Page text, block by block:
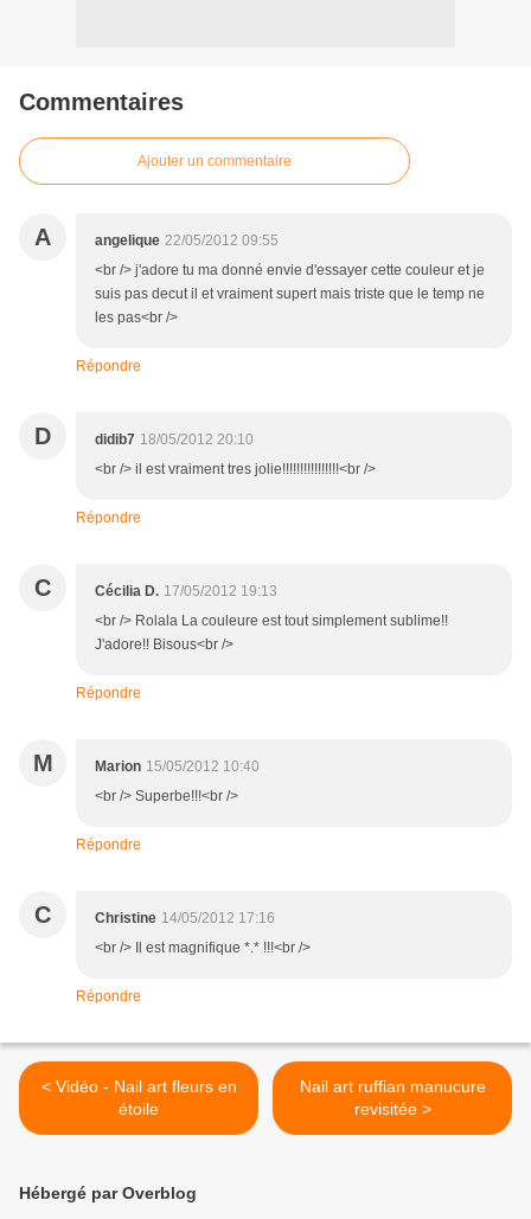
Commentaires
Ajouter un commentaire
A angelique 22/05/2012 09:55
<br /> j'adore tu ma donné envie d'essayer cette couleur et je
suis pas decut il et vraiment supert mais triste que le temp ne
les pas<br />
Répondre
D didib7 18/05/2012 20:10
<br /> il est vraiment tres jolie!!!!!!!!!!!!!!!!<br />
Répondre
C Cécilia D. 17/05/2012 19:13
<br /> Rolala La couleure est tout simplement sublime!!
J'adore!! Bisous<br />
Répondre
M Marion 15/05/2012 10:40
<br /> Superbe!!!<br />
Répondre
C Christine 14/05/2012 17:16
<br /> Il est magnifique *.* !!!<br />
Répondre
< Vidéo - Nail art fleurs en
étoile
Nail art ruffian manucure
revisitée >
Hébergé par Overblog